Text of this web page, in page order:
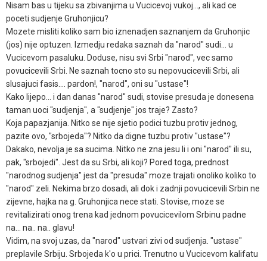
Nisam bas u tijeku sa zbivanjima u Vucicevoj vukoj..., ali kad ce
poceti sudjenje Gruhonjicu?
Mozete misliti koliko sam bio iznenadjen saznanjem da Gruhonjic
(jos) nije optuzen. Izmedju redaka saznah da "narod" sudi... u
Vucicevom pasaluku. Doduse, nisu svi Srbi "narod", vec samo
povucicevili Srbi. Ne saznah tocno sto su nepovucicevili Srbi, ali
slusajuci fasis.... pardon!, "narod", oni su "ustase"!
Kako lijepo... i dan danas "narod" sudi, stovise presuda je donesena
taman uoci "sudjenja", a "sudjenje" jos traje? Zasto?
Koja papazjanija. Nitko se nije sjetio podici tuzbu protiv jednog,
pazite ovo, "srbojeda"? Nitko da digne tuzbu protiv "ustase"?
Dakako, nevolja je sa sucima. Nitko ne zna jesu li i oni "narod" ili su,
pak, "srbojedi". Jest da su Srbi, ali koji? Pored toga, prednost
"narodnog sudjenja" jest da "presuda" moze trajati onoliko koliko to
"narod" zeli. Nekima brzo dosadi, ali dok i zadnji povucicevili Srbin ne
zijevne, hajka na g. Gruhonjica nece stati. Stovise, moze se
revitalizirati onog trena kad jednom povucicevilom Srbinu padne
na... na.. na.. glavu!
Vidim, na svoj uzas, da "narod" ustvari zivi od sudjenja. "ustase"
preplavile Srbiju. Srbojeda k'o u prici. Trenutno u Vucicevom kalifatu